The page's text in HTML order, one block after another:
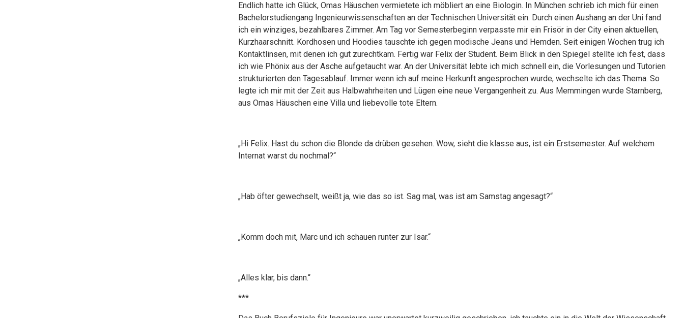
Endlich hatte ich Glück, Omas Häuschen vermietete ich möbliert an eine Biologin. In München schrieb ich mich für einen
Bachelorstudiengang Ingenieurwissenschaften an der Technischen Universität ein. Durch einen Aushang an der Uni fand
ich ein winziges, bezahlbares Zimmer. Am Tag vor Semesterbeginn verpasste mir ein Frisör in der City einen aktuellen,
Kurzhaarschnitt. Kordhosen und Hoodies tauschte ich gegen modische Jeans und Hemden. Seit einigen Wochen trug ich
Kontaktlinsen, mit denen ich gut zurechtkam. Fertig war Felix der Student. Beim Blick in den Spiegel stellte ich fest, dass
ich wie Phönix aus der Asche aufgetaucht war. An der Universität lebte ich mich schnell ein, die Vorlesungen und Tutorien
strukturierten den Tagesablauf. Immer wenn ich auf meine Herkunft angesprochen wurde, wechselte ich das Thema. So
legte ich mir mit der Zeit aus Halbwahrheiten und Lügen eine neue Vergangenheit zu. Aus Memmingen wurde Starnberg,
aus Omas Häuschen eine Villa und liebevolle tote Eltern.
„Hi Felix. Hast du schon die Blonde da drüben gesehen. Wow, sieht die klasse aus, ist ein Erstsemester. Auf welchem
Internat warst du nochmal?“
„Hab öfter gewechselt, weißt ja, wie das so ist. Sag mal, was ist am Samstag angesagt?“
„Komm doch mit, Marc und ich schauen runter zur Isar.“
„Alles klar, bis dann.“
***